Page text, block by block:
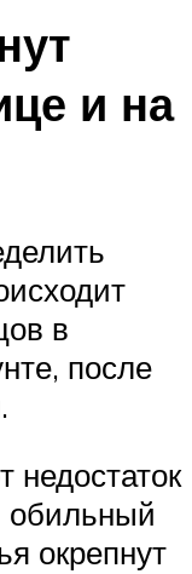
и на
в
после
недостаток
обильный
окрепнут